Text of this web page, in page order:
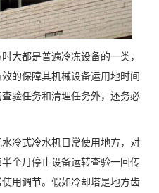
都是普遍冷冻设备的一类，
的保障其机械设备运用地时间
验任务和清理任务外，还务必
冷式冷水机日常使用地方，对
个月停止设备运转查验一回传
用调节。假如冷却塔是地方齿